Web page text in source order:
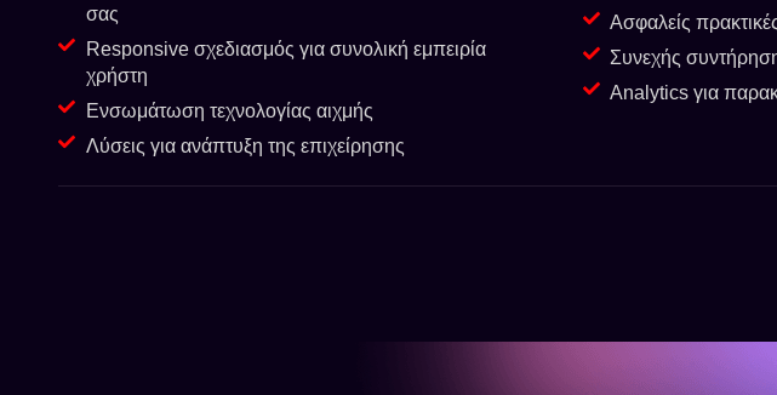
σας
Responsive σχεδιασμός για συνολική εμπειρία
χρήστη
Ενσωμάτωση τεχνολογίας αιχμής
Λύσεις για ανάπτυξη της επιχείρησης
Ασφαλείς
Συνεχής
Analytics για